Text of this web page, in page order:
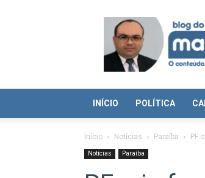
Blog
Max
INÍCIO POLÍTICA
Início Notícias Paraíba PF
Notícias Paraíba